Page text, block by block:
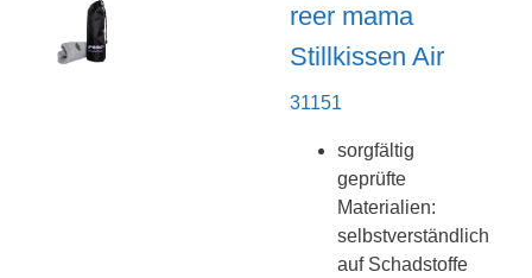
reer mama
Stillkissen Air
31151
sorgfältig
geprüfte
Materialien:
selbstverständlich
auf Schadstoffe